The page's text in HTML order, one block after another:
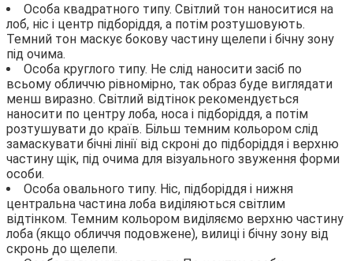
Особа квадратного типу. Світлий тон наноситися на
лоб, ніс і центр підборіддя, а потім розтушовують.
Темний тон маскує бокову частину щелепи і бічну зону
під очима.
Особа круглого типу. Не слід наносити засіб по
всьому обличчю рівномірно, так образ буде виглядати
менш виразно. Світлий відтінок рекомендується
наносити по центру лоба, носа і підборіддя, а потім
розтушувати до країв. Більш темним кольором слід
замаскувати бічні лінії від скроні до підборіддя і верхню
частину щік, під очима для візуального звуження форми
особи.
Особа овального типу. Ніс, підборіддя і нижня
центральна частина лоба виділяються світлим
відтінком. Темним кольором виділяємо верхню частину
лоба (якщо обличчя подовжене), вилиці і бічну зону від
скронь до щелепи.